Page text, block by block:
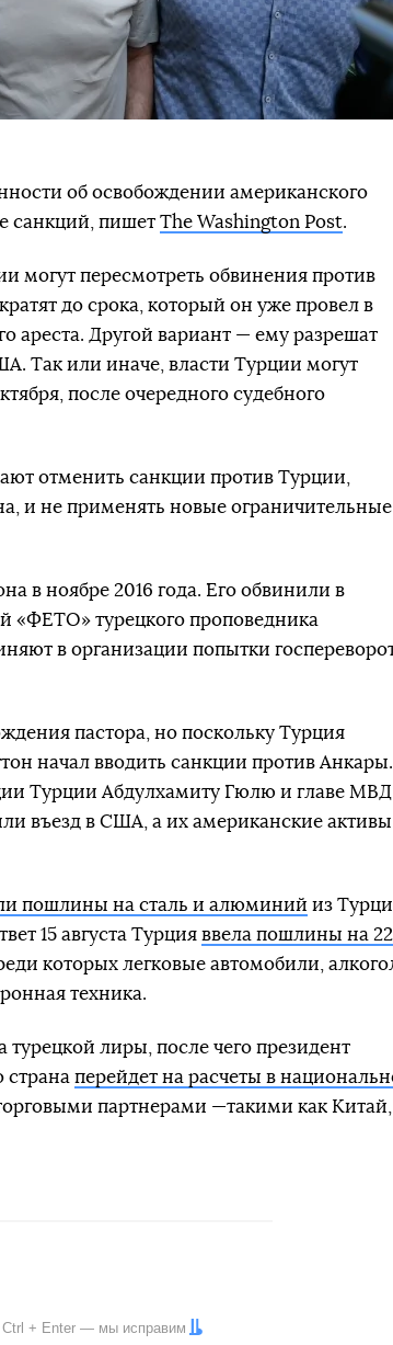
об освобождении американского
санкций, пишет The Washington Post.
могут пересмотреть обвинения против
до срока, который он уже провел в
ареста. Другой вариант — ему разрешат
Так или иначе, власти Турции могут
после очередного судебного
отменить санкции против Турции,
и не применять новые ограничительные
в ноябре 2016 года. Его обвинили в
«ФЕТО» турецкого проповедника
в организации попытки
пастора, но поскольку Турция
начал вводить санкции против
Турции Абдулхамиту Гюлю и главе МВД
въезд в США, а их американские активы
пошлины на сталь и алюминий из
15 августа Турция ввела пошлины на 22
которых легковые автомобили,
техника.
лиры, после чего президент
страна перейдет на расчеты в
партнерами —такими как Китай,
Ctrl + Enter — мы исправим